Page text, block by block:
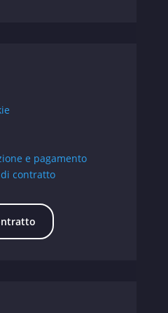
e pagamento
contratto